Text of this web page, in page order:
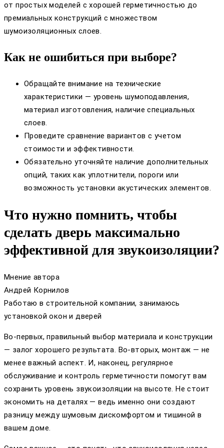
от простых моделей с хорошей герметичностью до
премиальных конструкций с множеством
шумоизоляционных слоев.
Как не ошибиться при выборе?
Обращайте внимание на технические
характеристики — уровень шумоподавления,
материал изготовления, наличие специальных
слоев.
Проведите сравнение вариантов с учетом
стоимости и эффективности.
Обязательно уточняйте наличие дополнительных
опций, таких как уплотнители, пороги или
возможность установки акустических элементов.
Что нужно помнить, чтобы
сделать дверь максимально
эффективной для звукоизоляции?
Мнение автора
Андрей Корнилов
Работаю в строительной компании, занимаюсь
установкой окон и дверей
Во-первых, правильный выбор материала и конструкции
— залог хорошего результата. Во-вторых, монтаж — не
менее важный аспект. И, наконец, регулярное
обслуживание и контроль герметичности помогут вам
сохранить уровень звукоизоляции на высоте. Не стоит
экономить на деталях — ведь именно они создают
разницу между шумовым дискомфортом и тишиной в
вашем доме.